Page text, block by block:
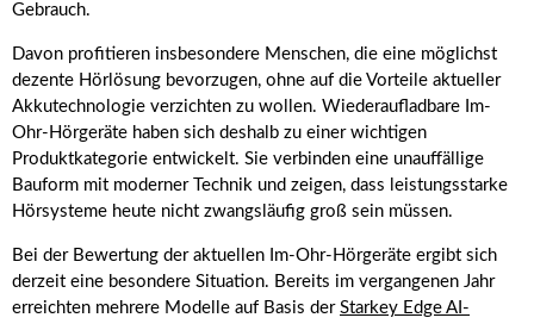
Gebrauch.
Davon profitieren insbesondere Menschen, die eine möglichst
dezente Hörlösung bevorzugen, ohne auf die Vorteile aktueller
Akkutechnologie verzichten zu wollen. Wiederaufladbare Im-
Ohr-Hörgeräte haben sich deshalb zu einer wichtigen
Produktkategorie entwickelt. Sie verbinden eine unauffällige
Bauform mit moderner Technik und zeigen, dass leistungsstarke
Hörsysteme heute nicht zwangsläufig groß sein müssen.
Bei der Bewertung der aktuellen Im-Ohr-Hörgeräte ergibt sich
derzeit eine besondere Situation. Bereits im vergangenen Jahr
erreichten mehrere Modelle auf Basis der Starkey Edge AI-